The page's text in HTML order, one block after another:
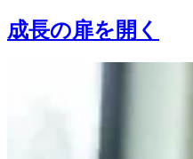
成長の扉を開く